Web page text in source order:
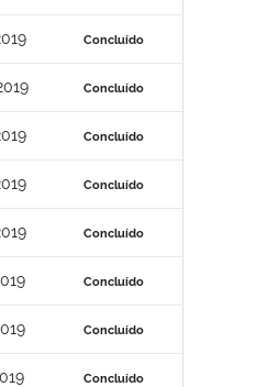
Concluído
Concluído
Concluído
Concluído
Concluído
Concluído
Concluído
Concluído